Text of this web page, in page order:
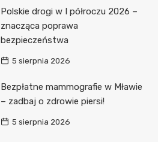
Polskie drogi w I półroczu 2026 –
znacząca poprawa
bezpieczeństwa
5 sierpnia 2026
Bezpłatne mammografie w Mławie
– zadbaj o zdrowie piersi!
5 sierpnia 2026